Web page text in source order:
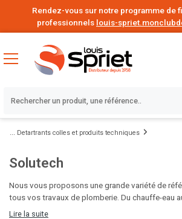
Rendez-vous sur notre programme de
professionnels louis-
Detartrants colles et produits techniques
Solutech
Nous vous proposons une grande variété de
tous vos travaux de plomberie. Du chauffe-eau
en passant par le poste à souder, les solutions
Lire la suite